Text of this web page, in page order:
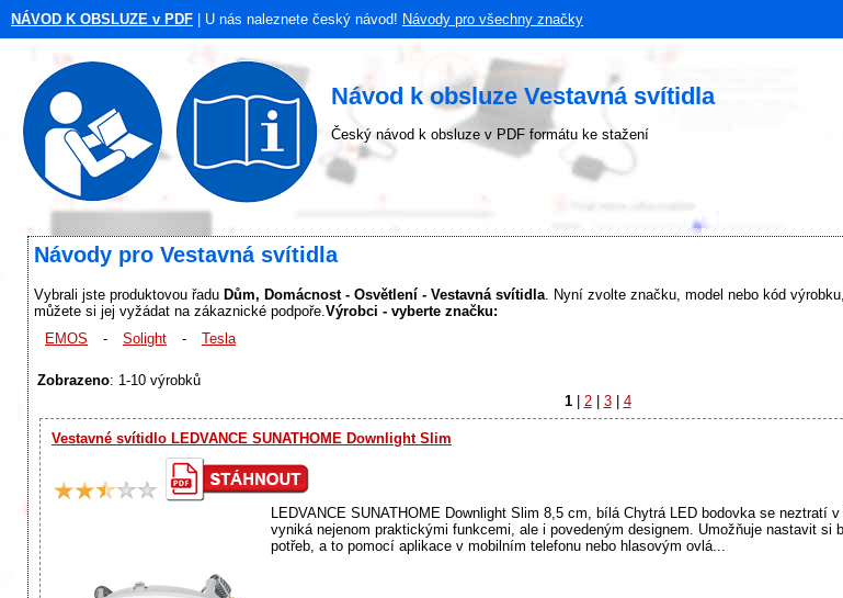
NÁVOD K OBSLUZE v PDF | U nás naleznete český návod! Návody pro všechny značky
Návod k obsluze Vestavná svítidla
Český návod k obsluze v PDF formátu ke stažení
Návody pro Vestavná svítidla
Vybrali jste produktovou řadu Dům, Domácnost - Osvětlení - Vestavná svítidla . Nyní zvolte značku, model nebo kód
můžete si jej vyžádat na zákaznické podpoře. Výrobci - vyberte značku:
EMOS
- Solight - Tesla
Zobrazeno: 1-10 výrobků
1 | 2 | 3 | 4
Vestavné svítidlo LEDVANCE SUNATHOME Downlight Slim
LEDVANCE SUNATHOME Downlight Slim 8,5 cm, bílá Chytrá LED bodovka se neztratí
vyniká nejenom praktickými funkcemi, ale i povedeným designem. Umožňuje nastavit si
potřeb, a to pomocí aplikace v mobilním telefonu nebo hlasovým ovlá...